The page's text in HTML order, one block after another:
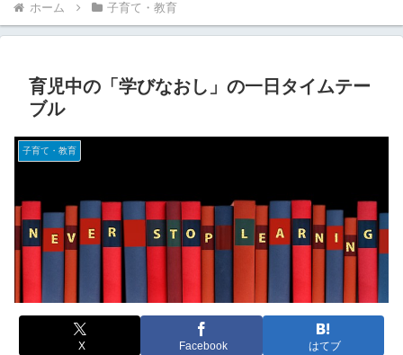
ホーム 子育て・教育
育児中の「学びなおし」の一日タイムテー
ブル
子育て・教育
X Facebook はてブ